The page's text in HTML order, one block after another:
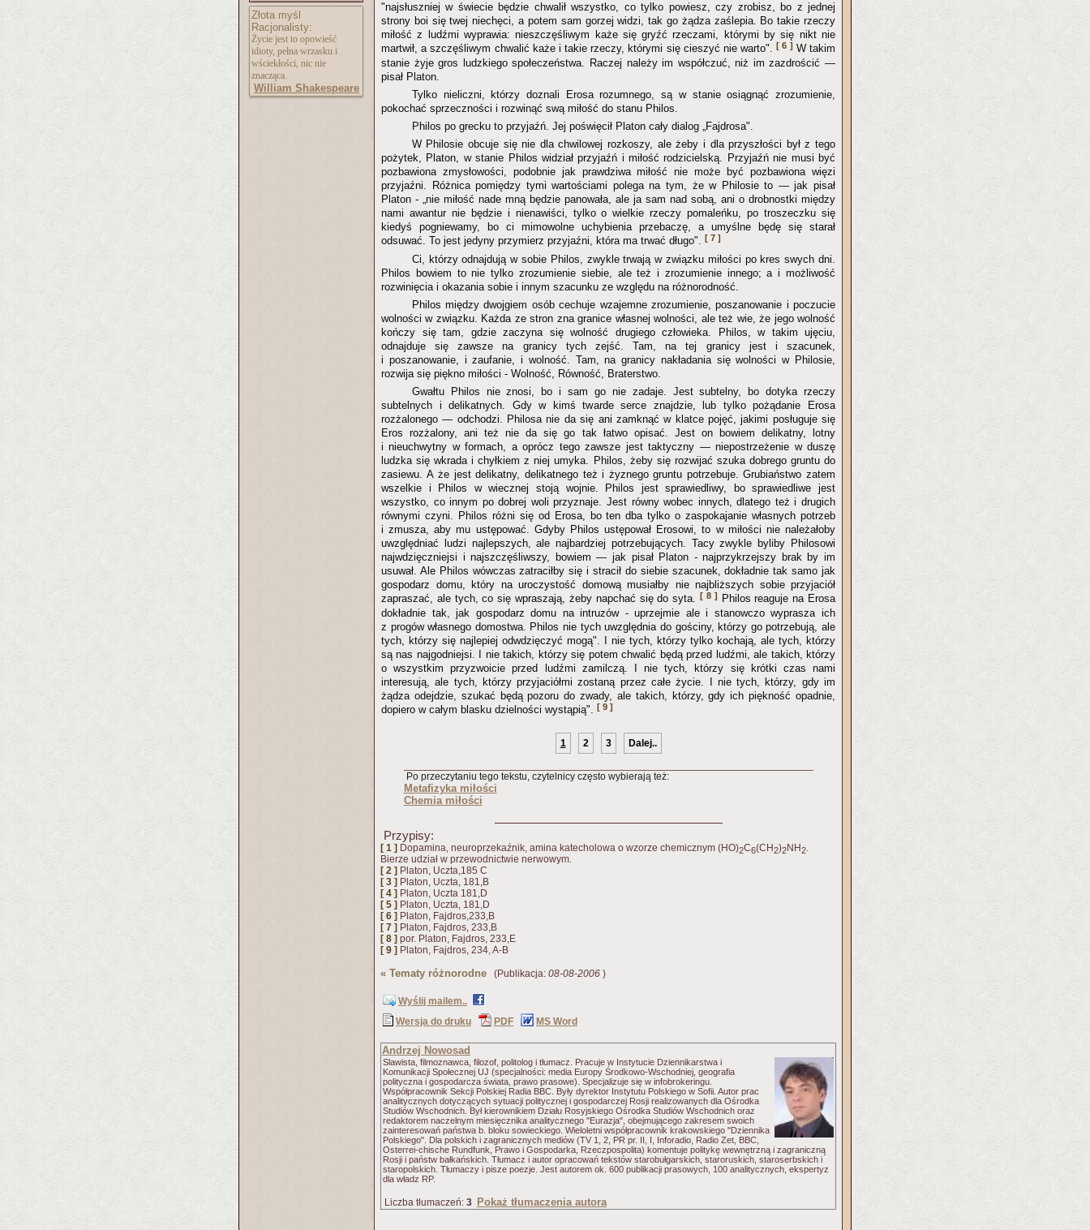
Złota myśl
Racjonalisty:
Życie jest to opowieść
idioty, pełna wrzasku i
wściekłości, nic nie
znacząca.
William Shakespeare
"najsłuszniej w świecie będzie chwalił wszystko, co tylko powiesz, czy zrobisz, bo z jednej
strony boi się twej niechęci, a potem sam gorzej widzi, tak go żądza zaślepia. Bo takie rzeczy
miłość z ludźmi wyprawia: nieszczęśliwym każe się gryźć rzeczami, którymi by się nikt nie
martwił, a szczęśliwym chwalić każe i takie rzeczy, którymi się cieszyć nie warto".[ 6 ] W takim
stanie żyje gros ludzkiego społeczeństwa. Raczej należy im współczuć, niż im zazdrościć —
pisał Platon.
Tylko nieliczni, którzy doznali Erosa rozumnego, są w stanie osiągnąć zrozumienie,
pokochać sprzeczności i rozwinąć swą miłość do stanu Philos.
Philos po grecku to przyjaźń. Jej poświęcił Platon cały dialog „Fajdrosa".
W Philosie obcuje się nie dla chwilowej rozkoszy, ale żeby i dla przyszłości był z tego
pożytek, Platon, w stanie Philos widział przyjaźń i miłość rodzicielską. Przyjaźń nie musi być
pozbawiona zmysłowości, podobnie jak prawdziwa miłość nie może być pozbawiona więzi
przyjaźni. Różnica pomiędzy tymi wartościami polega na tym, że w Philosie to — jak pisał
Platon - „nie miłość nade mną będzie panowała, ale ja sam nad sobą, ani o drobnostki między
nami awantur nie będzie i nienawiści, tylko o wielkie rzeczy pomaleńku, po troszeczku się
kiedyś pogniewamy, bo ci mimowolne uchybienia przebaczę, a umyślne będę się starał
odsuwać. To jest jedyny przymierz przyjaźni, która ma trwać długo". [ 7 ]
Ci, którzy odnajdują w sobie Philos, zwykle trwają w związku miłości po kres swych dni.
Philos bowiem to nie tylko zrozumienie siebie, ale też i zrozumienie innego; a i możliwość
rozwinięcia i okazania sobie i innym szacunku ze względu na różnorodność.
Philos między dwojgiem osób cechuje wzajemne zrozumienie, poszanowanie i poczucie
wolności w związku. Każda ze stron zna granice własnej wolności, ale też wie, że jego wolność
kończy się tam, gdzie zaczyna się wolność drugiego człowieka. Philos, w takim ujęciu,
odnajduje się zawsze na granicy tych zejść. Tam, na tej granicy jest i szacunek,
i poszanowanie, i zaufanie, i wolność. Tam, na granicy nakładania się wolności w Philosie,
rozwija się piękno miłości - Wolność, Równość, Braterstwo.
Gwałtu Philos nie znosi, bo i sam go nie zadaje. Jest subtelny, bo dotyka rzeczy
subtelnych i delikatnych. Gdy w kimś twarde serce znajdzie, lub tylko pożądanie Erosa
rozżalonego — odchodzi. Philosa nie da się ani zamknąć w klatce pojęć, jakimi posługuje się
Eros rozżalony, ani też nie da się go tak łatwo opisać. Jest on bowiem delikatny, lotny
i nieuchwytny w formach, a oprócz tego zawsze jest taktyczny — niepostrzeżenie w duszę
ludzka się wkrada i chyłkiem z niej umyka. Philos, żeby się rozwijać szuka dobrego gruntu do
zasiewu. A że jest delikatny, delikatnego też i żyznego gruntu potrzebuje. Grubiaństwo zatem
wszelkie i Philos w wiecznej stoją wojnie. Philos jest sprawiedliwy, bo sprawiedliwe jest
wszystko, co innym po dobrej woli przyznaje. Jest równy wobec innych, dlatego też i drugich
równymi czyni. Philos różni się od Erosa, bo ten dba tylko o zaspokajanie własnych potrzeb
i zmusza, aby mu ustępować. Gdyby Philos ustępował Erosowi, to w miłości nie należałoby
uwzględniać ludzi najlepszych, ale najbardziej potrzebujących. Tacy zwykle byliby Philosowi
najwdzięczniejsi i najszczęśliwszy, bowiem — jak pisał Platon - najprzykrzejszy brak by im
usuwał. Ale Philos wówczas zatraciłby się i stracił do siebie szacunek, dokładnie tak samo jak
gospodarz domu, który na uroczystość domową musiałby nie najbliższych sobie przyjaciół
zapraszać, ale tych, co się wpraszają, żeby napchać się do syta.[ 8 ]
Philos reaguje na Erosa
dokładnie tak, jak gospodarz domu na intruzów - uprzejmie ale i stanowczo wyprasza ich
z progów własnego domostwa. Philos nie tych uwzględnia do gościny, którzy go potrzebują, ale
tych, którzy się najlepiej odwdzięczyć mogą". I nie tych, którzy tylko kochają, ale tych, którzy
są nas najgodniejsi. I nie takich, którzy się potem chwalić będą przed ludźmi, ale takich, którzy
o wszystkim przyzwoicie przed ludźmi zamilczą. I nie tych, którzy się krótki czas nami
interesują, ale tych, którzy przyjaciółmi zostaną przez całe życie. I nie tych, którzy, gdy im
żądza odejdzie, szukać będą pozoru do zwady, ale takich, którzy, gdy ich piękność opadnie,
dopiero w całym blasku dzielności wystąpią". [ 9 ]
1 2 3 Dalej..
Po przeczytaniu tego tekstu, czytelnicy często wybierają też:
Metafizyka miłości
Chemia miłości
Przypisy:
[ 1 ] Dopamina, neuroprzekaźnik, amina katecholowa o wzorze chemicznym (HO)2C6(CH2)2NH2.
Bierze udział w przewodnictwie nerwowym.
[ 2 ] Platon, Uczta,185 C
[ 3 ] Platon, Uczta, 181,B
[ 4 ] Platon, Uczta 181,D
[ 5 ] Platon, Uczta, 181,D
[ 6 ] Platon, Fajdros,233,B
[ 7 ] Platon, Fajdros, 233,B
[ 8 ] por. Platon, Fajdros, 233,E
[ 9 ] Platon, Fajdros, 234, A-B
« Tematy różnorodne (Publikacja: 08-08-2006 )
Wyślij mailem..
Wersja do druku
PDF MS Word
Andrzej Nowosad
Slawista, filmoznawca, filozof, politolog i tłumacz. Pracuje w Instytucie Dziennikarstwa i
Komunikacji Społecznej UJ (specjalności: media Europy Środkowo-Wschodniej, geografia
polityczna i gospodarcza świata, prawo prasowe). Specjalizuje się w infobrokeringu.
Współpracownik Sekcji Polskiej Radia BBC. Były dyrektor Instytutu Polskiego w Sofii. Autor prac
analitycznych dotyczących sytuacji politycznej i gospodarczej Rosji realizowanych dla Ośrodka
Studiów Wschodnich. Był kierownikiem Działu Rosyjskiego Ośrodka Studiów Wschodnich oraz
redaktorem naczelnym miesięcznika analitycznego "Eurazja", obejmującego zakresem swoich
zainteresowań państwa b. bloku sowieckiego. Wieloletni współpracownik krakowskiego "Dziennika
Polskiego". Dla polskich i zagranicznych mediów (TV 1, 2, PR pr. II, I, Inforadio, Radio Zet, BBC,
Osterrei-chische Rundfunk, Prawo i Gospodarka, Rzeczpospolita) komentuje politykę wewnętrzną i zagraniczną
Rosji i państw bałkańskich. Tłumacz i autor opracowań tekstów starobułgarskich, staroruskich, staroserbskich i
staropolskich. Tłumaczy i pisze poezje. Jest autorem ok. 600 publikacji prasowych, 100 analitycznych, ekspertyz
dla władz RP.
Liczba tłumaczeń: 3 Pokaż tłumaczenia autora